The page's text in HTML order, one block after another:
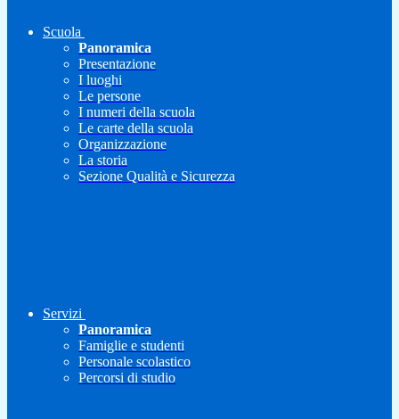
Scuola
Panoramica
Presentazione
I luoghi
Le persone
I numeri della scuola
Le carte della scuola
Organizzazione
La storia
Sezione Qualità e Sicurezza
Servizi
Panoramica
Famiglie e studenti
Personale scolastico
Percorsi di studio